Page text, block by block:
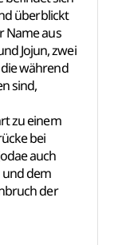
überblickt
Name aus
Jojun, zwei
während
sind,
zu einem
bei
auch
dem
der